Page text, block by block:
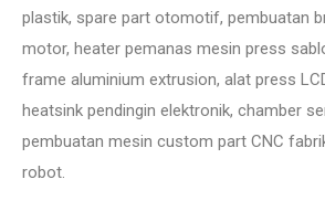
plastik, spare part otomotif, pembuatan
motor, heater pemanas mesin press
frame aluminium extrusion, alat press
heatsink pendingin elektronik, chamber
pembuatan mesin custom part CNC
robot.